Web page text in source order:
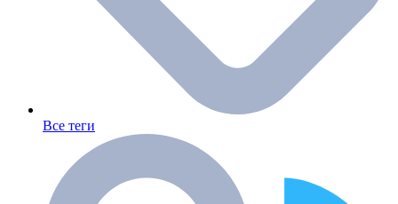
Все теги